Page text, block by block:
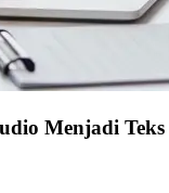
Menjadi Teks